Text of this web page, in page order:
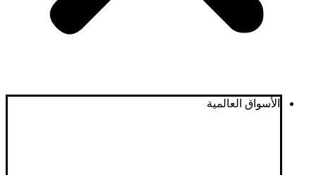
الأسواق العالمية